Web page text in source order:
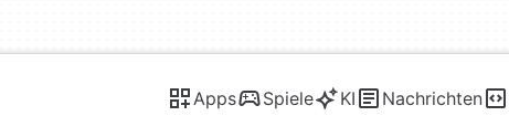
Apps Spiele KI Nachrichten